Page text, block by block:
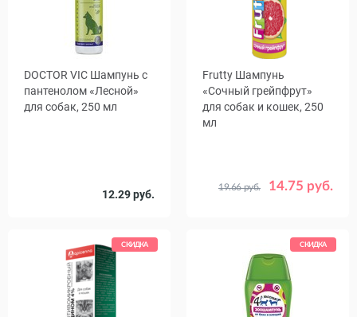
DOCTOR VIC Шампунь с
пантенолом «Лесной»
для собак, 250 мл
12.29 руб.
Frutty Шампунь
«Сочный грейпфрут»
для собак и кошек, 250
мл
14.75 руб.
19.66 руб.
СКИДКА СКИДКА